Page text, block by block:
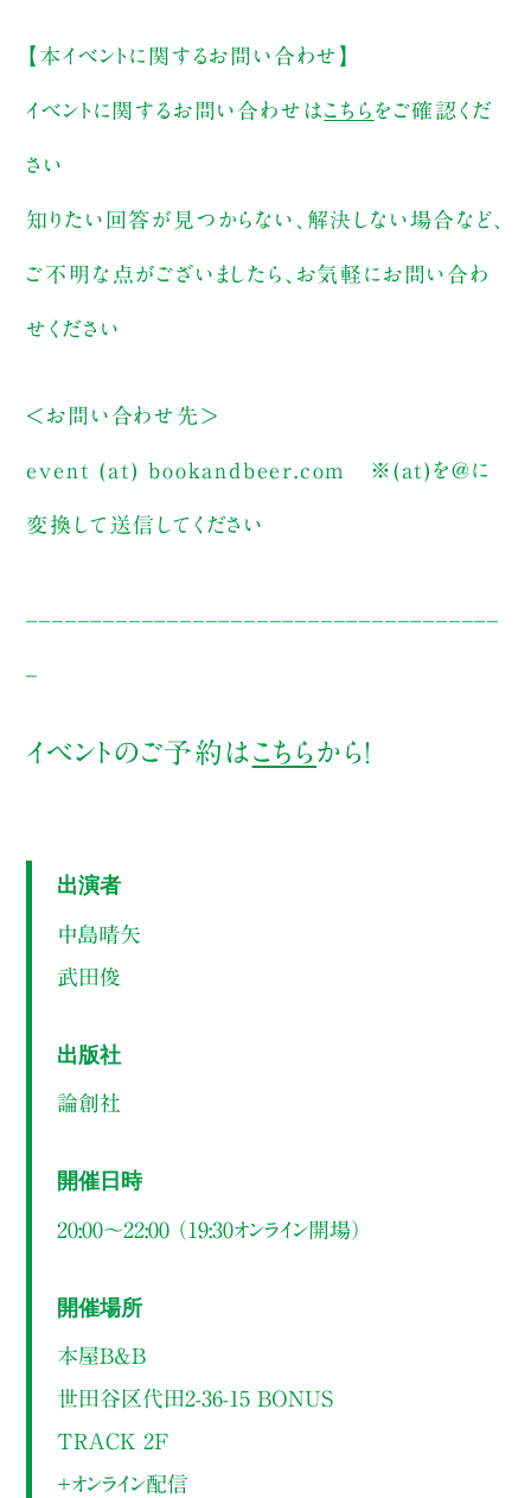
【本イベントに関するお問い合わせ】
イベントに関するお問い合わせはこちら をご確認くだ
さい
知りたい回答が見つからない、解決しない場合など、
ご不明な点がございましたら、お気軽にお問い合わ
せください
＜お問い合わせ先＞
event (at) bookandbeer.com ※(at)を@に
変換して送信してください
イベントのご予約は こちらから！
出演者
中島晴矢
武田俊
出版社
論創社
開催日時
20:00～22:00 （19:30オンライン開場）
開催場所
本屋B&B
世田谷区代田2-36-15 BONUS
TRACK 2F
＋オンライン配信